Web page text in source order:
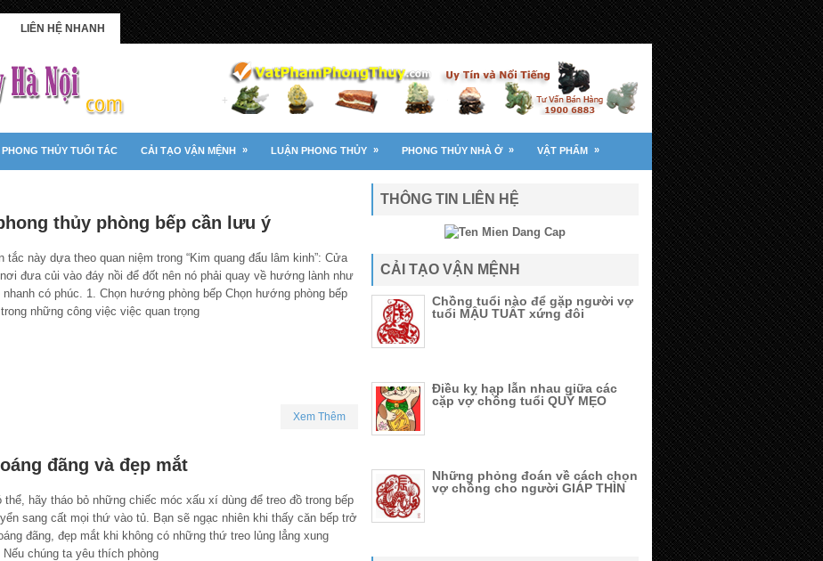
LIÊN HỆ NHANH
PHONG THỦY TUỔI TÁC CẢI TẠO VẬN MỆNH » LUẬN PHONG THỦY » PHONG THỦY NHÀ Ở » VẬT PHẨM »
thủy phòng bếp cần lưu ý
tắc này dựa theo quan niệm trong “Kim quang đẩu lâm kinh”: Cửa
đưa củi vào đáy nồi để đốt nên nó phải quay về hướng lành như
có phúc. 1. Chọn hướng phòng bếp Chọn hướng phòng bếp
trong những công việc việc quan trọng
Xem Thêm
đãng và đẹp mắt
thể, hãy tháo bỏ những chiếc móc xấu xí dùng để treo đồ trong bếp
sang cất mọi thứ vào tủ. Bạn sẽ ngạc nhiên khi thấy căn bếp trở
đãng, đẹp mắt khi không có những thứ treo lủng lẳng xung
Nếu chúng ta yêu thích phòng
THÔNG TIN LIÊN HỆ
CẢI TẠO VẬN MỆNH
Chồng tuổi nào để gặp người vợ
tuổi MẬU TUẤT xứng đôi
Điều kỵ hạp lẫn nhau giữa các
cặp vợ chồng tuổi QUÝ MẸO
Những phỏng đoán về cách chọn
vợ chồng cho người GIÁP THÌN